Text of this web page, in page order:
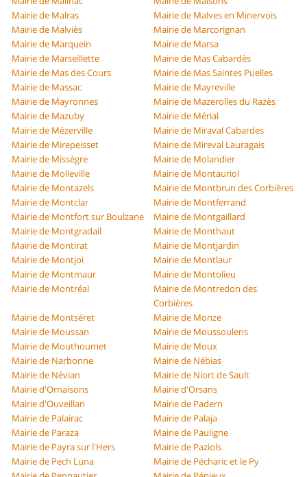
Mairie de Malras
Mairie de Malves en Minervois
Mairie de Malviès
Mairie de Marcorignan
Mairie de Marquein
Mairie de Marsa
Mairie de Marseillette
Mairie de Mas Cabardès
Mairie de Mas des Cours
Mairie de Mas Saintes Puelles
Mairie de Massac
Mairie de Mayreville
Mairie de Mayronnes
Mairie de Mazerolles du Razès
Mairie de Mazuby
Mairie de Mérial
Mairie de Mézerville
Mairie de Miraval Cabardes
Mairie de Mirepeisset
Mairie de Mireval Lauragais
Mairie de Missègre
Mairie de Molandier
Mairie de Molleville
Mairie de Montauriol
Mairie de Montazels
Mairie de Montbrun des Corbières
Mairie de Montclar
Mairie de Montferrand
Mairie de Montfort sur Boulzane
Mairie de Montgaillard
Mairie de Montgradail
Mairie de Monthaut
Mairie de Montirat
Mairie de Montjardin
Mairie de Montjoi
Mairie de Montlaur
Mairie de Montmaur
Mairie de Montolieu
Mairie de Montréal
Mairie de Montredon des
Corbières
Mairie de Montséret
Mairie de Monze
Mairie de Moussan
Mairie de Moussoulens
Mairie de Mouthoumet
Mairie de Moux
Mairie de Narbonne
Mairie de Nébias
Mairie de Névian
Mairie de Niort de Sault
Mairie d'Ornaisons
Mairie d'Orsans
Mairie d'Ouveillan
Mairie de Padern
Mairie de Palairac
Mairie de Palaja
Mairie de Paraza
Mairie de Pauligne
Mairie de Payra sur l'Hers
Mairie de Paziols
Mairie de Pech Luna
Mairie de Pécharic et le Py